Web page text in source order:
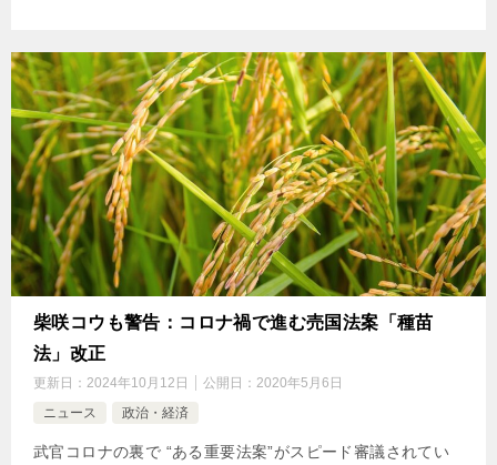
柴咲コウも警告：コロナ禍で進む売国法案「種苗
法」改正
更新日： 2024年10月12日 公開日： 2020年5月6日
ニュース
政治・経済
武官コロナの裏で “ある重要法案”がスピード審議されてい